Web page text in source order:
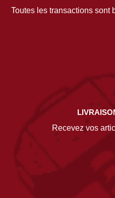
Toutes les transactions sont
Recevez vos